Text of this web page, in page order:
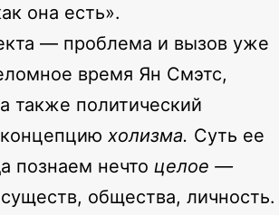
она есть».
— проблема и вызов уже
время Ян Смэтс,
также политический
холизма. Суть ее
познаем нечто целое —
общества, личность.